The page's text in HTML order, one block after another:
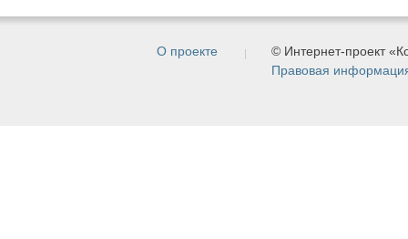
О проекте
© Интернет-проект
Правовая